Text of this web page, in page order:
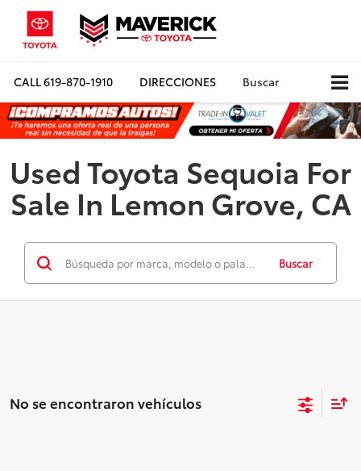
CALL619-870-1910 DIRECCIONES Buscar
Used Toyota Sequoia For
Sale In Lemon Grove, CA
Buscar
No se encontraron vehículos